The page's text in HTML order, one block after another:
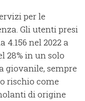
per le
Gli utenti presi
nel 2022 a
28% in un solo
giovanile, sempre
rischio come
di origine